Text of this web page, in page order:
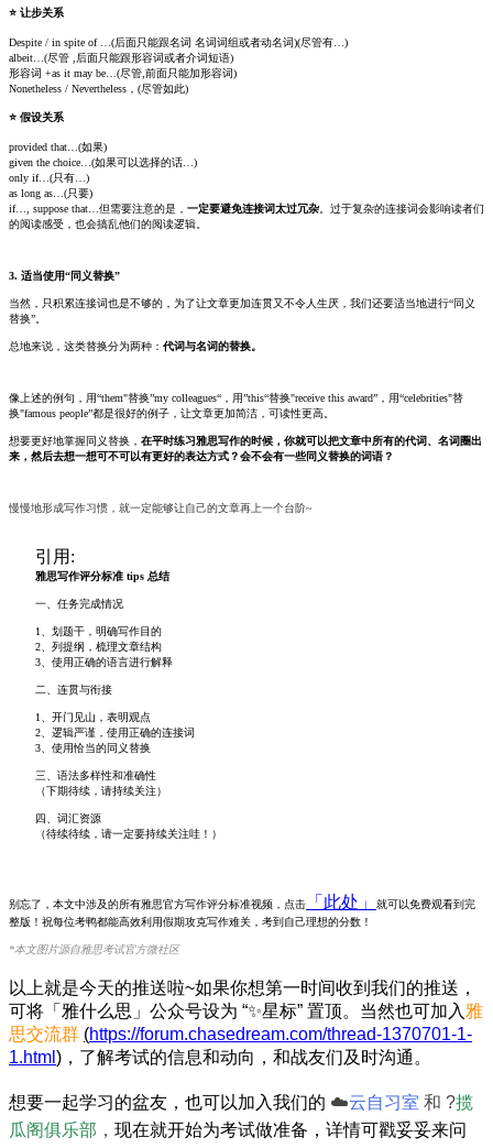
⭐️ 让步关系
Despite / in spite of …(后面只能跟名词 名词词组或者动名词)(尽管有…)
albeit…(尽管 ,后面只能跟形容词或者介词短语)
形容词 +as it may be…(尽管,前面只能加形容词)
Nonetheless / Nevertheless，(尽管如此)
⭐️ 假设关系
provided that…(如果)
given the choice…(如果可以选择的话…)
only if…(只有…)
as long as…(只要)
if…, suppose that…但需要注意的是， 一定要避免连接词太过冗杂 。过于复杂的连接词会影响读者们
的阅读感受，也会搞乱他们的阅读逻辑。
3. 适当使用“同义替换”
当然，只积累连接词也是不够的，为了让文章更加连贯又不令人生厌，我们还要适当地进行“同义
替换”。
总地来说，这类替换分为两种： 代词与名词的替换。
像上述的例句，用“them"替换”my colleagues“，用”this“替换"receive this award”，用“celebrities"替
换"famous people”都是很好的例子，让文章更加简洁，可读性更高。
想要更好地掌握同义替换， 在平时练习雅思写作的时候，你就可以把文章中所有的代词、名词圈出
来，然后去想一想可不可以有更好的表达方式？会不会有一些同义替换的词语？
慢慢地形成写作习惯，就一定能够让自己的文章再上一个台阶~
引用:
雅思写作评分标准 tips 总结
一、任务完成情况
1、划题干，明确写作目的
2、列提纲，梳理文章结构
3、使用正确的语言进行解释
二、连贯与衔接
1、开门见山，表明观点
2、逻辑严谨，使用正确的连接词
3、使用恰当的同义替换
三、语法多样性和准确性
（下期待续，请持续关注）
四、词汇资源
（待续待续，请一定要持续关注哇！）
别忘了，本文中涉及的所有雅思官方写作评分标准视频，点击 「此处」
就可以免费观看到完
整版！祝每位考鸭都能高效利用假期攻克写作难关，考到自己理想的分数！
*本文图片源自雅思考试官方微社区
以上就是今天的推送啦~如果你想第一时间收到我们的推送，
可将「雅什么思」公众号设为 “✨星标” 置顶。当然也可加入 雅
思交流群 (https://forum.chasedream.com/thread-1370701-1-
1.html ) ，了解考试的信息和动向，和战友们及时沟通。
想要一起学习的盆友，也可以加入我们的 ☁️云自习室 和 ?揽
瓜阁俱乐部 ， 现在就开始为考试做准备，详情可戳妥妥来问